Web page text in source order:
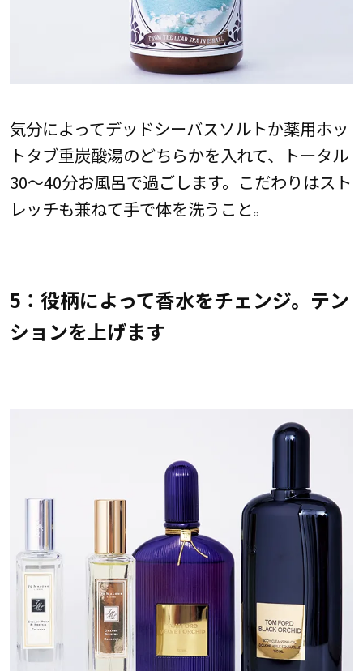
気分によってデッドシーバスソルトか薬用ホッ
トタブ重炭酸湯のどちらかを入れて、トータル
30〜40分お風呂で過ごします。こだわりはスト
レッチも兼ねて手で体を洗うこと。
5：役柄によって香水をチェンジ。テン
ションを上げます